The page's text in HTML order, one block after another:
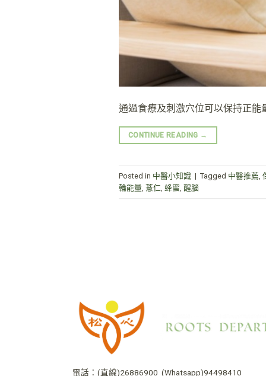
通過食療及刺激穴位可以保持正能
CONTINUE READING →
Posted in 中醫小知識 | Tagged 中醫推薦
輪能量 薏仁 蜂蜜 醒腦
電話： (直線)26886900 (Whatsapp)94498410